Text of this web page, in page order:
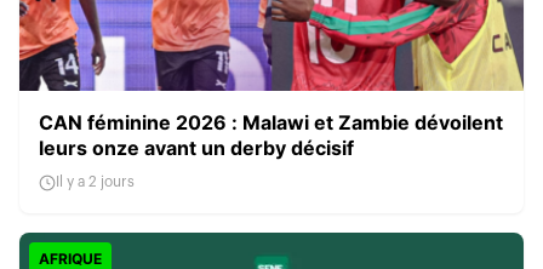
CAN féminine 2026 : Malawi et Zambie dévoilent
leurs onze avant un derby décisif
Il y a 2 jours
AFRIQUE